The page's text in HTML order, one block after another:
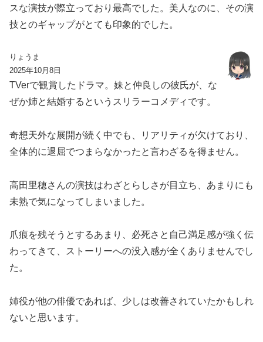
スな演技が際立っており最高でした。美人なのに、その演
技とのギャップがとても印象的でした。
りょうま
2025年10月8日
TVerで観賞したドラマ。妹と仲良しの彼氏が、な
ぜか姉と結婚するというスリラーコメディです。
奇想天外な展開が続く中でも、リアリティが欠けており、
全体的に退屈でつまらなかったと言わざるを得ません。
高田里穂さんの演技はわざとらしさが目立ち、あまりにも
未熟で気になってしまいました。
爪痕を残そうとするあまり、必死さと自己満足感が強く伝
わってきて、ストーリーへの没入感が全くありませんでし
た。
姉役が他の俳優であれば、少しは改善されていたかもしれ
ないと思います。